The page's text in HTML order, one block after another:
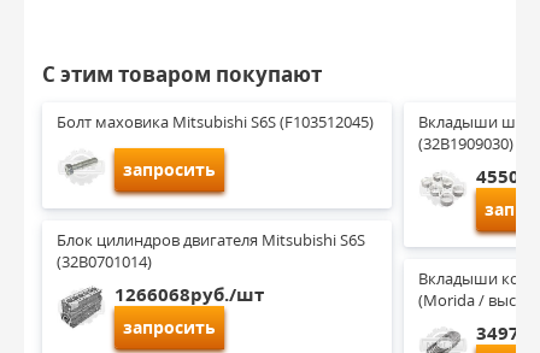
С этим товаром покупают
Болт маховика Mitsubishi S6S (F103512045)
запросить
Блок цилиндров двигателя Mitsubishi S6S
(32B0701014)
1266068руб./шт
запросить
Вкладыши
(32B1909030)
Вкладыши
(Morida /